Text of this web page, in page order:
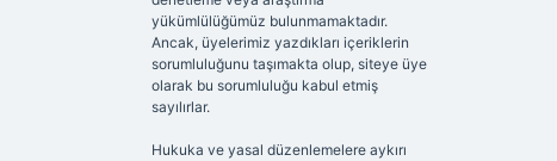
yükümlülüğümüz bulunmamaktadır.
Ancak, üyelerimiz yazdıkları içeriklerin
sorumluluğunu taşımakta olup, siteye üye
olarak bu sorumluluğu kabul etmiş
sayılırlar.
Hukuka ve yasal düzenlemelere aykırı